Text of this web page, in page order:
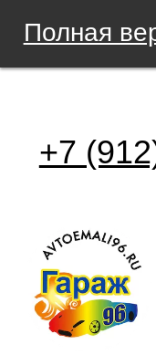
Полная
+7